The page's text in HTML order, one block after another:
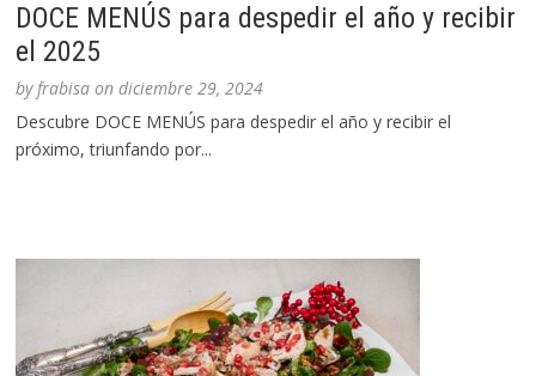
DOCE MENÚS para despedir el año y recibir
el 2025
byfrabisa ondiciembre 29, 2024
Descubre DOCE MENÚS para despedir el año y recibir el
próximo, triunfando por...